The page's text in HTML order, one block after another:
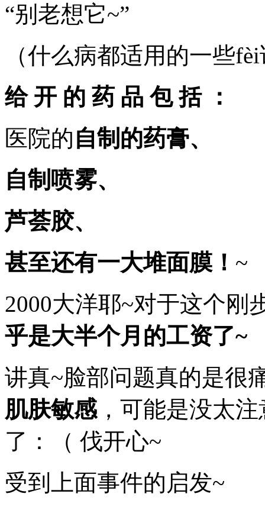
疤
痕。
了
北
一
个
非
有
名，
门
治
肤
疾
病
三
甲
医
院，
接
当
然
是
各
种
皮
肤
试
了
“别老想它~”
（什么病都适用的一些
给 开 的 药 品 包 括 ：
医院的自制的药膏、
自制 喷雾、
芦荟胶、
甚至还有一大堆面膜！ ~
2000大洋耶~对于这个刚
乎是大半个月的工资了~
讲真~脸部问题真的是很
肌肤敏感 ，可能是没太
了：（ 伐开心~
受到上面事件的启发~